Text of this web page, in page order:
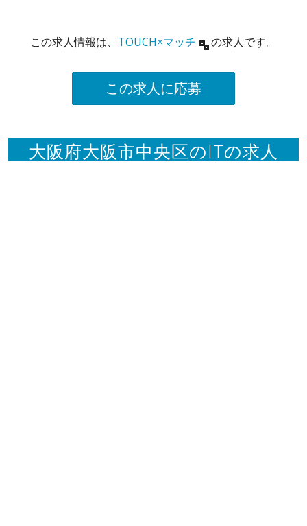
この求人情報は、 TOUCH×マッチ の求人です。
この求人に応募
大阪府大阪市中央区のITの求人